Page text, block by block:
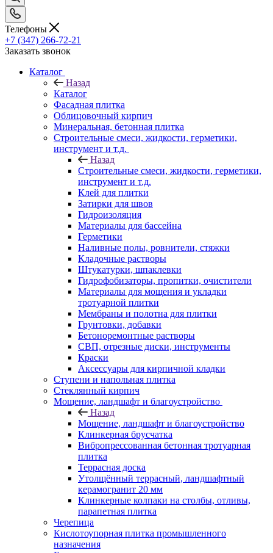
Телефоны
+7 (347) 266-72-21
Заказать звонок
Каталог
Назад
Каталог
Фасадная плитка
Облицовочный кирпич
Минеральная, бетонная плитка
Строительные смеси, жидкости, герметики,
инструмент и т.д.
Назад
Строительные смеси, жидкости, герметики,
инструмент и т.д.
Клей для плитки
Затирки для швов
Гидроизоляция
Материалы для бассейна
Герметики
Наливные полы, ровнители, стяжки
Кладочные растворы
Штукатурки, шпаклевки
Гидрофобизаторы, пропитки, очистители
Материалы для мощения и укладки
тротуарной плитки
Мембраны и полотна для плитки
Грунтовки, добавки
Бетоноремонтные растворы
СВП, отрезные диски, инструменты
Краски
Аксессуары для кирпичной кладки
Ступени и напольная плитка
Cтеклянный кирпич
Мощение, ландшафт и благоустройство
Назад
Мощение, ландшафт и благоустройство
Клинкерная брусчатка
Вибропрессованная бетонная тротуарная
плитка
Террасная доска
Утолщённый террасный, ландшафтный
керамогранит 20 мм
Клинкерные колпаки на столбы, отливы,
парапетная плитка
Черепица
Кислотоупорная плитка промышленного
назначения